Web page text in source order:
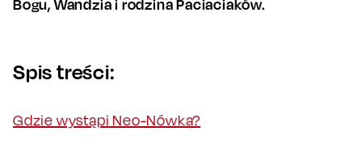
Bogu, Wandzia i rodzina Paciaciaków.
Spis treści:
Gdzie wystąpi Neo-Nówka?